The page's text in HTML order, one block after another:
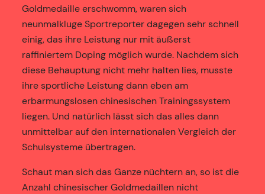
Goldmedaille erschwomm, waren sich
neunmalkluge Sportreporter dagegen sehr schnell
einig, das ihre Leistung nur mit äußerst
raffiniertem Doping möglich wurde. Nachdem sich
diese Behauptung nicht mehr halten lies, musste
ihre sportliche Leistung dann eben am
erbarmungslosen chinesischen Trainingssystem
liegen. Und natürlich lässt sich das alles dann
unmittelbar auf den internationalen Vergleich der
Schulsysteme übertragen.
Schaut man sich das Ganze nüchtern an, so ist die
Anzahl chinesischer Goldmedaillen nicht